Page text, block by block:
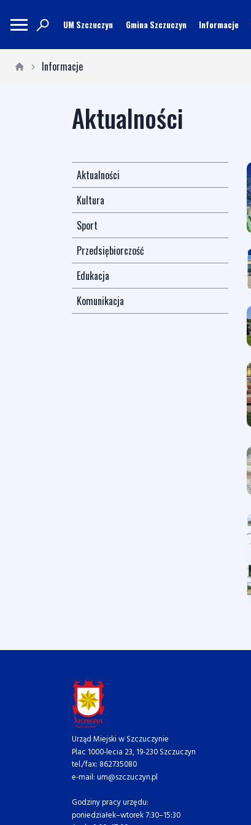
UM Szczuczyn Gmina Szczuczyn Informacje
Informacje
Aktualności
Aktualności
Kultura
Sport
Przedsiębiorczość
Edukacja
Komunikacja
Urząd Miejski w Szczuczynie
Plac 1000-lecia 23, 19-230 Szczuczyn
tel./fax: 862735080
e-mail: um@szczuczyn.pl
Godziny pracy urzędu:
poniedziałek–wtorek 7:30–15:30